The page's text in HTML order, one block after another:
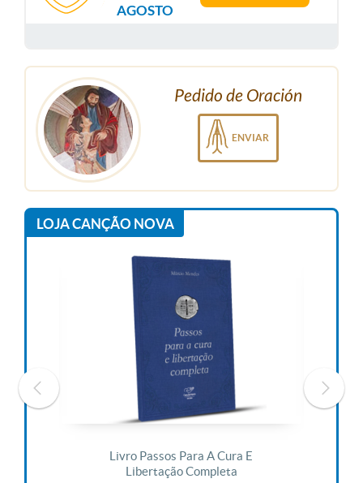
AGOSTO
Pedido de Oración
ENVIAR
LOJA CANÇÃO NOVA
Livro Passos Para A Cura E
Libertação Completa